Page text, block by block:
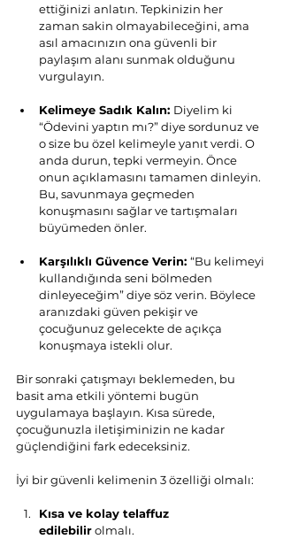
ettiğinizi anlatın. Tepkinizin her
zaman sakin olmayabileceğini, ama
asıl amacınızın ona güvenli bir
paylaşım alanı sunmak olduğunu
vurgulayın.
Kelimeye Sadık Kalın: Diyelim ki
“Ödevini yaptın mı?” diye sordunuz ve
o size bu özel kelimeyle yanıt verdi. O
anda durun, tepki vermeyin. Önce
onun açıklamasını tamamen dinleyin.
Bu, savunmaya geçmeden
konuşmasını sağlar ve tartışmaları
büyümeden önler.
Karşılıklı Güvence Verin: “Bu kelimeyi
kullandığında seni bölmeden
dinleyeceğim” diye söz verin. Böylece
aranızdaki güven pekişir ve
çocuğunuz gelecekte de açıkça
konuşmaya istekli olur.
Bir sonraki çatışmayı beklemeden, bu
basit ama etkili yöntemi bugün
uygulamaya başlayın. Kısa sürede,
çocuğunuzla iletişiminizin ne kadar
güçlendiğini fark edeceksiniz.
İyi bir güvenli kelimenin 3 özelliği olmalı:
Kısa ve kolay telaffuz
edilebilir olmalı.